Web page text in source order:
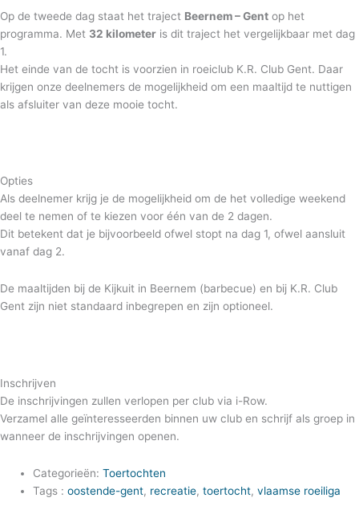
Op de tweede dag staat het traject Beernem – Gent op het
programma. Met 32 kilometer is dit traject het vergelijkbaar met dag
1.
Het einde van de tocht is voorzien in roeiclub K.R. Club Gent. Daar
krijgen onze deelnemers de mogelijkheid om een maaltijd te nuttigen
als afsluiter van deze mooie tocht.
Opties
Als deelnemer krijg je de mogelijkheid om de het volledige weekend
deel te nemen of te kiezen voor één van de 2 dagen.
Dit betekent dat je bijvoorbeeld ofwel stopt na dag 1, ofwel aansluit
vanaf dag 2.
De maaltijden bij de Kijkuit in Beernem (barbecue) en bij K.R. Club
Gent zijn niet standaard inbegrepen en zijn optioneel.
Inschrijven
De inschrijvingen zullen verlopen per club via i-Row.
Verzamel alle geïnteresseerden binnen uw club en schrijf als groep in
wanneer de inschrijvingen openen.
Categorieën: Toertochten
Tags : oostende-gent, recreatie,toertocht,vlaamse roeiliga